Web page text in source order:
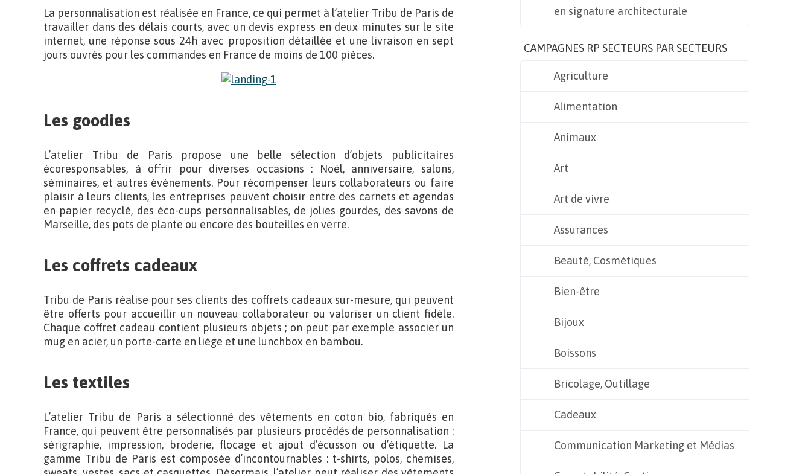
La personnalisation est réalisée en France, ce qui permet à l’atelier Tribu de Paris de
travailler dans des délais courts, avec un devis express en deux minutes sur le site
internet, une réponse sous 24h avec proposition détaillée et une livraison en sept
jours ouvrés pour les commandes en France de moins de 100 pièces.
Les goodies
L’atelier Tribu de Paris propose une belle sélection d’objets publicitaires
écoresponsables, à offrir pour diverses occasions : Noël, anniversaire, salons,
séminaires, et autres évènements. Pour récompenser leurs collaborateurs ou faire
plaisir à leurs clients, les entreprises peuvent choisir entre des carnets et agendas
en papier recyclé, des éco-cups personnalisables, de jolies gourdes, des savons de
Marseille, des pots de plante ou encore des bouteilles en verre.
Les coffrets cadeaux
Tribu de Paris réalise pour ses clients des coffrets cadeaux sur-mesure, qui peuvent
être offerts pour accueillir un nouveau collaborateur ou valoriser un client fidèle.
Chaque coffret cadeau contient plusieurs objets ; on peut par exemple associer un
mug en acier, un porte-carte en liège et une lunchbox en bambou.
Les textiles
L’atelier Tribu de Paris a sélectionné des vêtements en coton bio, fabriqués en
France, qui peuvent être personnalisés par plusieurs procédés de personnalisation :
sérigraphie, impression, broderie, flocage et ajout d’écusson ou d’étiquette. La
gamme Tribu de Paris est composée d’incontournables : t-shirts, polos, chemises,
en signature architecturale
CAMPAGNES RP SECTEURS PAR SECTEURS
Agriculture
Alimentation
Animaux
Art
Art de vivre
Assurances
Beauté, Cosmétiques
Bien-être
Bijoux
Boissons
Bricolage, Outillage
Cadeaux
Communication Marketing et Médias